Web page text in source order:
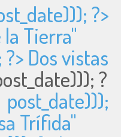
?>
la Tierra"
Dos vistas
?
post_date)));
Trífida"